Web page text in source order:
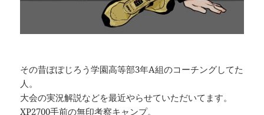
その昔ぽぽじろう学園高等部3年A組のコーチングしてた
人。
大会の実況解説などを最近やらせていただいてます。
XP2700手前の無印考察キャンプ。